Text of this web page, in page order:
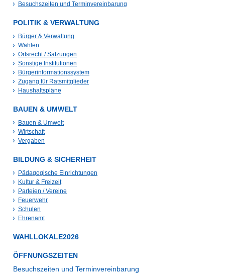
Besuchszeiten und Terminvereinbarung
POLITIK & VERWALTUNG
Bürger & Verwaltung
Wahlen
Ortsrecht / Satzungen
Sonstige Institutionen
Bürgerinformationssystem
Zugang für Ratsmitglieder
Haushaltspläne
BAUEN & UMWELT
Bauen & Umwelt
Wirtschaft
Vergaben
BILDUNG & SICHERHEIT
Pädagogische Einrichtungen
Kultur & Freizeit
Parteien / Vereine
Feuerwehr
Schulen
Ehrenamt
WAHLLOKALE2026
ÖFFNUNGSZEITEN
Besuchszeiten und Terminvereinbarung